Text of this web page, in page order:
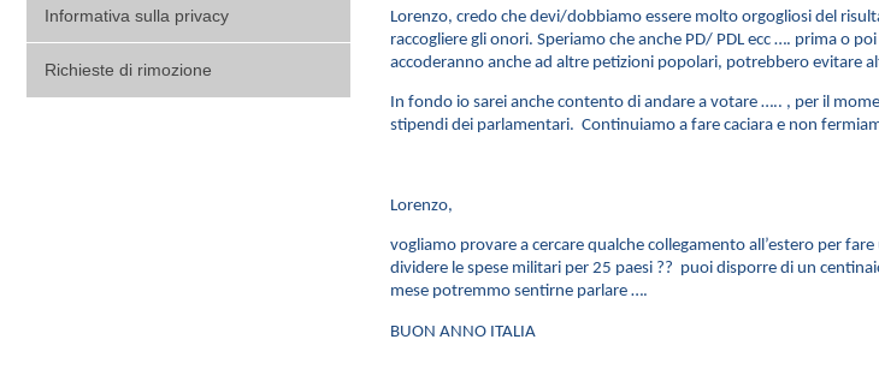
Informativa sulla privacy
Richieste di rimozione
Lorenzo, credo che devi/dobbiamo essere molto orgogliosi del
raccogliere gli onori. Speriamo che anche PD/ PDL ecc …. prima o
accoderanno anche ad altre petizioni popolari, potrebbero evitare
In fondo io sarei anche contento di andare a votare ….. , per il
stipendi dei parlamentari. Continuiamo a fare caciara e non
Lorenzo,
vogliamo provare a cercare qualche collegamento all’estero per
dividere le spese militari per 25 paesi ?? puoi disporre di un
mese potremmo sentirne parlare ….
BUON ANNO ITALIA